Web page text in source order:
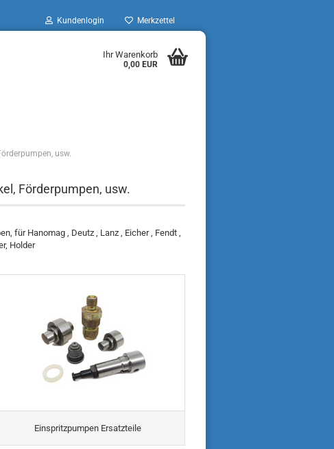
Kundenlogin Merkzettel
Ihr Warenkorb
0,00 EUR
usw.
Förderpumpen, usw.
für Hanomag , Deutz , Lanz , Eicher , Fendt ,
Holder
Einspritzpumpen Ersatzteile